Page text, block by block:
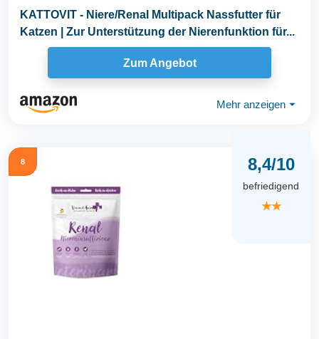
KATTOVIT - Niere/Renal Multipack Nassfutter für
Katzen | Zur Unterstützung der Nierenfunktion für...
Zum Angebot
Mehr anzeigen ⏷
8 8,4/10
befriedigend
★★